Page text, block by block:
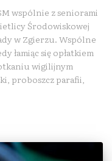
wspólnie z seniorami
Środowiskowej
w Zgierzu. Wspólne
łamiąc się opłatkiem
wigilijnym
proboszcz parafii,